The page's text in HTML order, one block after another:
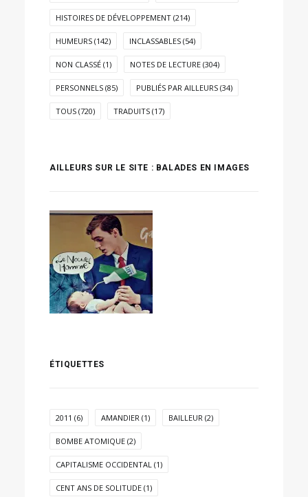
HISTOIRES DE DÉVELOPPEMENT (214)
HUMEURS (142) INCLASSABLES (54)
NON CLASSÉ (1) NOTES DE LECTURE (304)
PERSONNELS (85) PUBLIÉS PAR AILLEURS (34)
TOUS (720) TRADUITS (17)
AILLEURS SUR LE SITE : BALADES EN IMAGES
ÉTIQUETTES
2011 (6) AMANDIER (1) BAILLEUR (2)
BOMBE ATOMIQUE (2)
CAPITALISME OCCIDENTAL (1)
CENT ANS DE SOLITUDE (1)